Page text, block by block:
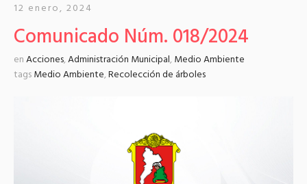
12 enero, 2024
Comunicado Núm. 018/2024
enAcciones,Administración Municipal,Medio Ambiente
tagsMedio Ambiente,Recolección de árboles